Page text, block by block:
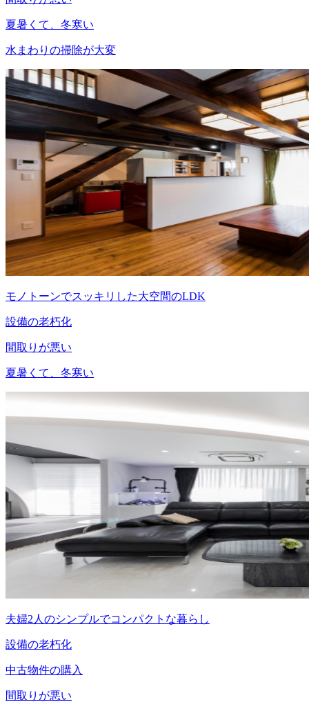
夏暑くて、冬寒い
水まわりの掃除が大変
モノトーンでスッキリした大空間のLDK
設備の老朽化
間取りが悪い
夏暑くて、冬寒い
夫婦2人のシンプルでコンパクトな暮らし
設備の老朽化
中古物件の購入
間取りが悪い